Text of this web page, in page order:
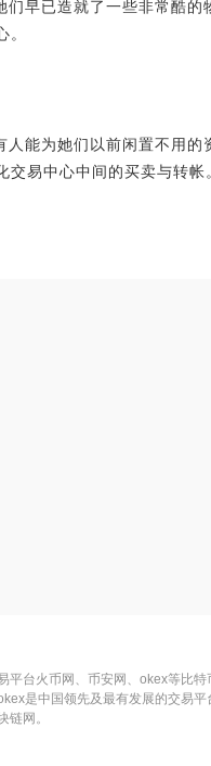
早已造就了一些非常酷的
能为她们以前闲置不用的
易中心中间的买卖与转
台火币网、币安网、okex等比
是中国领先及最有发展的交易
链网。